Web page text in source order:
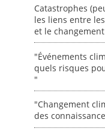
[ Ressource électronique ]
[
0000
Catastrophes
les liens entre
et le
"Événements
quels risques
"
"Changement
des